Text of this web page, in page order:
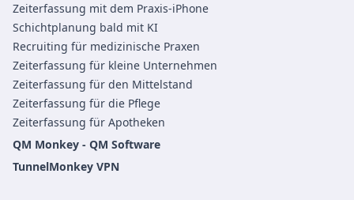
Zeiterfassung mit dem Praxis-iPhone
Schichtplanung bald mit KI
Recruiting für medizinische Praxen
Zeiterfassung für kleine Unternehmen
Zeiterfassung für den Mittelstand
Zeiterfassung für die Pflege
Zeiterfassung für Apotheken
QM Monkey - QM Software
TunnelMonkey VPN